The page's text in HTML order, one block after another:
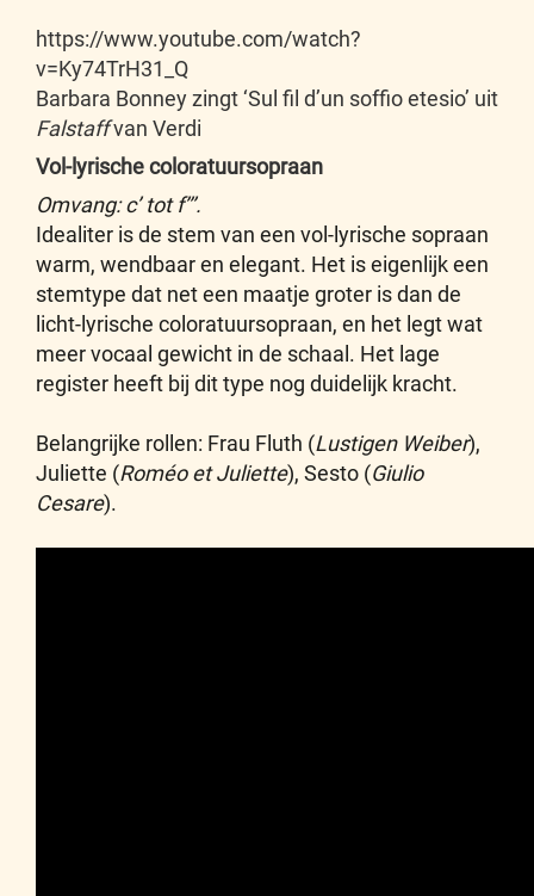
https://www.youtube.com/watch?
v=Ky74TrH31_Q
Barbara Bonney zingt ‘Sul fil d’un soffio etesio’ uit
Falstaffvan Verdi
Vol-lyrische coloratuursopraan
Omvang: c’ tot f’’’.
Idealiter is de stem van een vol-lyrische sopraan
warm, wendbaar en elegant. Het is eigenlijk een
stemtype dat net een maatje groter is dan de
licht-lyrische coloratuursopraan, en het legt wat
meer vocaal gewicht in de schaal. Het lage
register heeft bij dit type nog duidelijk kracht.
Belangrijke rollen: Frau Fluth (Lustigen Weiber),
Juliette (Roméo et Juliette), Sesto (Giulio
Cesare).